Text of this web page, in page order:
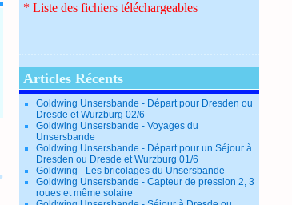
* Liste des fichiers téléchargeables
Articles Récents
Goldwing Unsersbande - Départ pour Dresden ou
Dresde et Wurzburg 02/6
Goldwing Unsersbande - Voyages du
Unsersbande
Goldwing Unsersbande - Départ pour un Séjour à
Dresden ou Dresde et Wurzburg 01/6
Goldwing - Les bricolages du Unsersbande
Goldwing Unsersbande - Capteur de pression 2, 3
roues et même solaire